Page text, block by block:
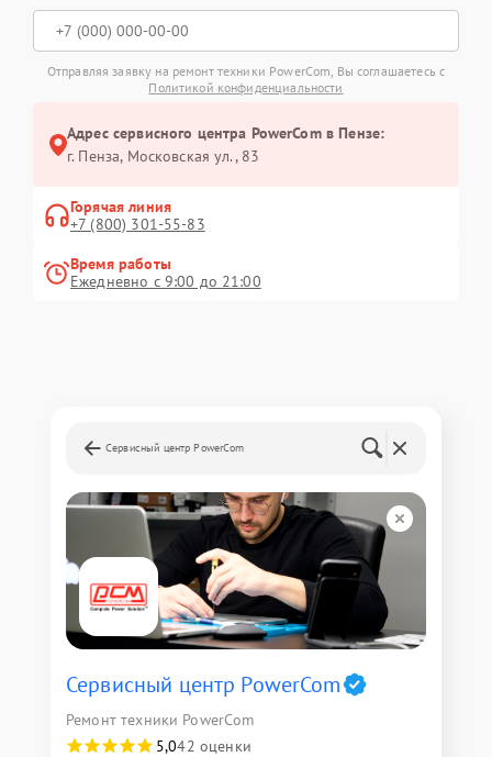
Отправляя заявку на ремонт техники PowerCom, Вы соглашаетесь с
Политикой конфиденциальности
Адрес сервисного центра PowerCom в Пензе:
г. Пенза, Московская ул., 83
Горячая линия
+7 (800) 301-55-83
Время работы
Ежедневно с 9:00 до 21:00
Сервисный центр PowerCom
Сервисный центр PowerCom
Ремонт техники PowerCom
5,042 оценки